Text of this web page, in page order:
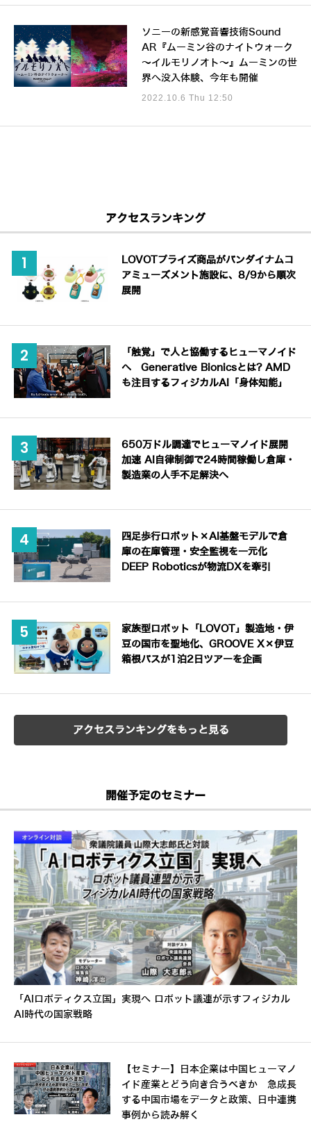
ソニーの新感覚音響技術Sound
AR『ムーミン谷のナイトウォーク
～イルモリノオト～』ムーミンの世
界へ没入体験、今年も開催
2022.10.6 Thu 12:50
アクセスランキング
LOVOTプライズ商品がバンダイナムコ
アミューズメント施設に、8/9から順次
展開
「触覚」で人と協働するヒューマノイド
へ Generative Bionicsとは? AMD
も注目するフィジカルAI「身体知能」
650万ドル調達でヒューマノイド展開
加速 AI自律制御で24時間稼働し倉庫・
製造業の人手不足解決へ
四足歩行ロボット×AI基盤モデルで倉
庫の在庫管理・安全監視を一元化
DEEP Roboticsが物流DXを牽引
家族型ロボット「LOVOT」製造地・伊
豆の国市を聖地化、GROOVE X×伊豆
箱根バスが1泊2日ツアーを企画
アクセスランキングをもっと見る
開催予定のセミナー
「AIロボティクス立国」実現へ ロボット議連が示すフィジカル
AI時代の国家戦略
【セミナー】日本企業は中国ヒューマノ
イド産業とどう向き合うべきか 急成長
する中国市場をデータと政策、日中連携
事例から読み解く